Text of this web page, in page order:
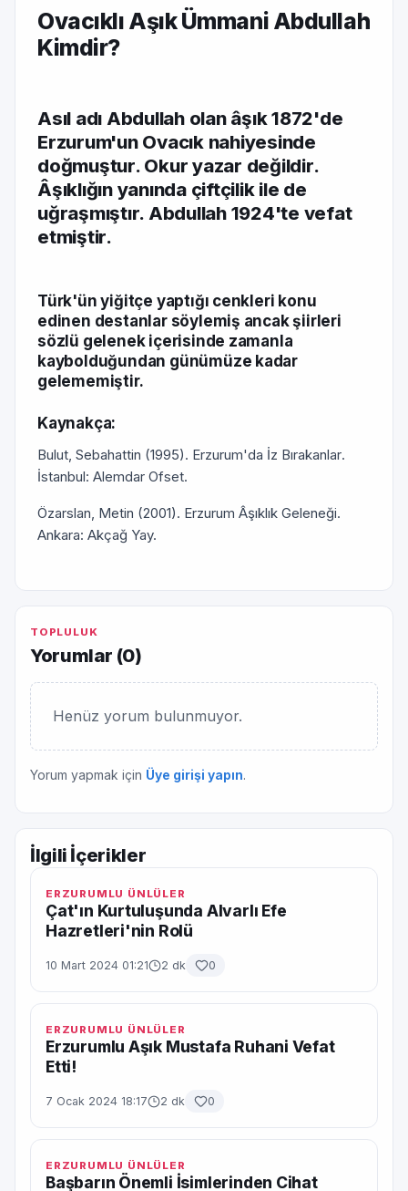
Ovacıklı Aşık Ümmani Abdullah
Kimdir?
Asıl adı Abdullah olan âşık 1872'de
Erzurum'un Ovacık nahiyesinde
doğmuştur. Okur yazar değildir.
Âşıklığın yanında çiftçilik ile de
uğraşmıştır. Abdullah 1924'te vefat
etmiştir.
Türk'ün yiğitçe yaptığı cenkleri konu
edinen destanlar söylemiş ancak şiirleri
sözlü gelenek içerisinde zamanla
kaybolduğundan günümüze kadar
gelememiştir.
Kaynakça:
Bulut, Sebahattin (1995). Erzurum'da İz Bırakanlar.
İstanbul: Alemdar Ofset.
Özarslan, Metin (2001). Erzurum Âşıklık Geleneği.
Ankara: Akçağ Yay.
TOPLULUK
Yorumlar (0)
Henüz yorum bulunmuyor.
Yorum yapmak için Üye girişi yapın.
İlgili İçerikler
ERZURUMLU ÜNLÜLER
Çat'ın Kurtuluşunda Alvarlı Efe
Hazretleri'nin Rolü
10 Mart 2024 01:21 2 dk 0
ERZURUMLU ÜNLÜLER
Erzurumlu Aşık Mustafa Ruhani Vefat
Etti!
7 Ocak 2024 18:17 2 dk 0
ERZURUMLU ÜNLÜLER
Başbarın Önemli İsimlerinden Cihat